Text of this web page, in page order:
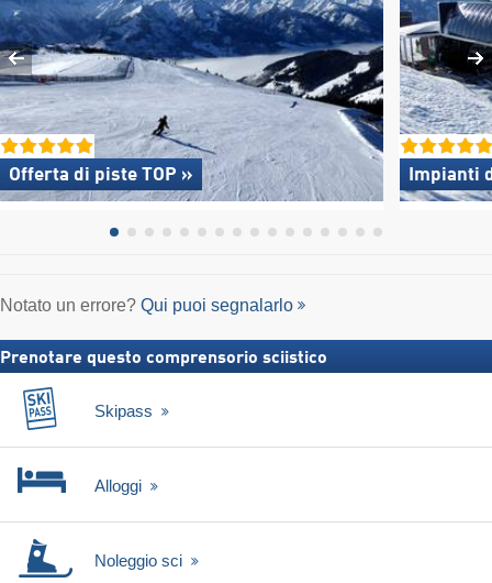
Offerta di piste TOP » Impianti
Notato un errore? Qui puoi segnalarlo
Prenotare questo comprensorio sciistico
Skipass
Alloggi
Noleggio sci